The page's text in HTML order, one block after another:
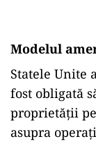
Modelul
Statele Unite
fost obligată
proprietății
asupra